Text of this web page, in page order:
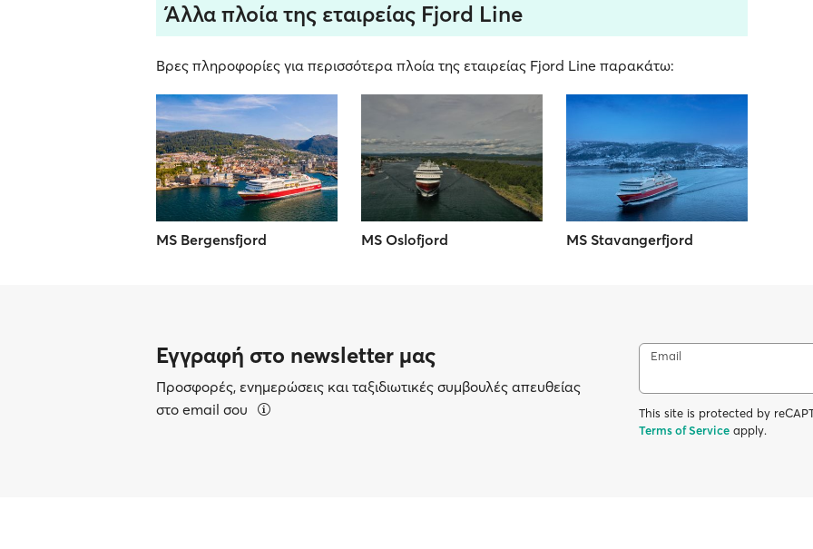
Άλλα πλοία της εταιρείας Fjord Line
Βρες πληροφορίες για περισσότερα πλοία της εταιρείας Fjord Line παρακάτω:
MS Bergensfjord MS Oslofjord MS Stavangerfjord
Εγγραφή στο newsletter μας
Προσφορές, ενημερώσεις και ταξιδιωτικές συμβουλές απευθείας
στο email σου
Email
This site is protected by
Terms of Service apply.